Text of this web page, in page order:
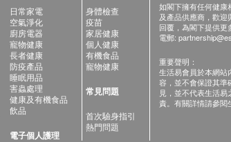
日常家電
空氣淨化
廚房電器
寵物健康
長者健康
防疫產品
睡眠用品
害蟲處理
健康及有機食品
飲品
電子個人護理
身體檢查
疫苗
家居健康
個人健康
有機食品
寵物健康
常見問題
首次驗身指引
熱門問題
如閣下擁有任何健康
及產品供應商，歡迎
回覆，為閣下提供更
電郵:
重要聲明：
生活易會員於本網站
容，並不會保證其準
見，並不代表生活
責。有關詳情請參閱